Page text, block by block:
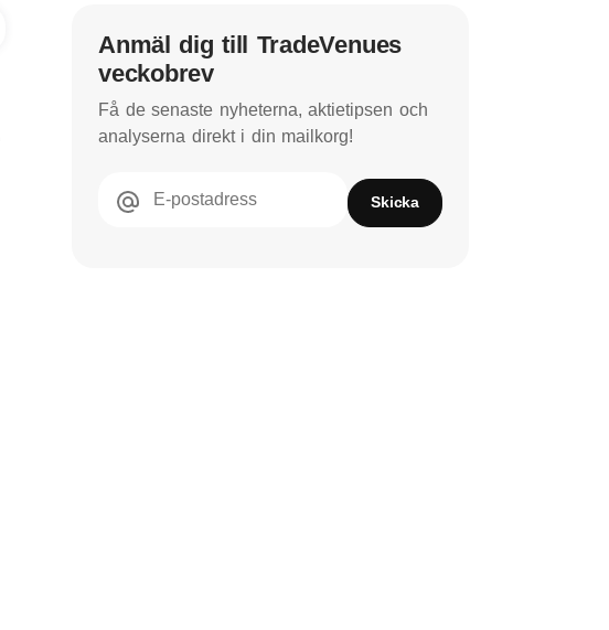
Anmäl dig till TradeVenues
veckobrev
Få de senaste nyheterna, aktietipsen och
analyserna direkt i din mailkorg!
E-postadress Skicka